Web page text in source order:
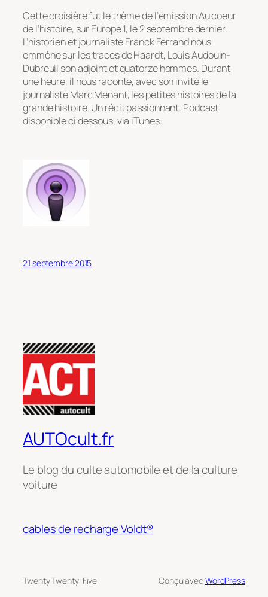
Cette croisière fut le thème de l’émission Au coeur
de l’histoire, sur Europe 1, le 2 septembre dernier.
L’historien et journaliste Franck Ferrand nous
emmène sur les traces de Haardt, Louis Audouin-
Dubreuil son adjoint et quatorze hommes. Durant
une heure, il nous raconte, avec son invité le
journaliste Marc Menant, les petites histoires de la
grande histoire. Un récit passionnant. Podcast
disponible ci dessous, via iTunes.
21 septembre 2015
AUTOcult.fr
Le blog du culte automobile et de la culture
voiture
cables de recharge Voldt®
Twenty Twenty-Five Conçu avec WordPress